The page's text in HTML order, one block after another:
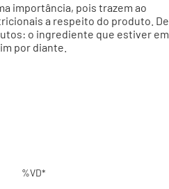
importância, pois trazem ao
a respeito do produto. De
o ingrediente que estiver em
por diante.
%VD*